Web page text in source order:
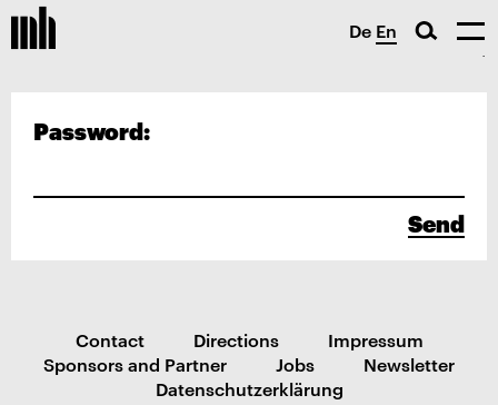
De En
Password:
Send
Contact Directions
Impressum
Sponsors and Partner
Jobs
Newsletter
Datenschutzerklärung